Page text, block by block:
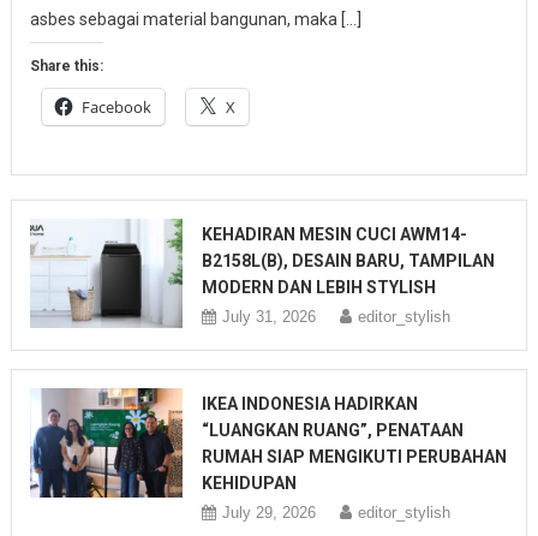
asbes sebagai material bangunan, maka […]
Share this:
Facebook X
KEHADIRAN MESIN CUCI AWM14-
B2158L(B), DESAIN BARU, TAMPILAN
MODERN DAN LEBIH STYLISH
July 31, 2026 editor_stylish
IKEA INDONESIA HADIRKAN
“LUANGKAN RUANG”, PENATAAN
RUMAH SIAP MENGIKUTI PERUBAHAN
KEHIDUPAN
July 29, 2026 editor_stylish